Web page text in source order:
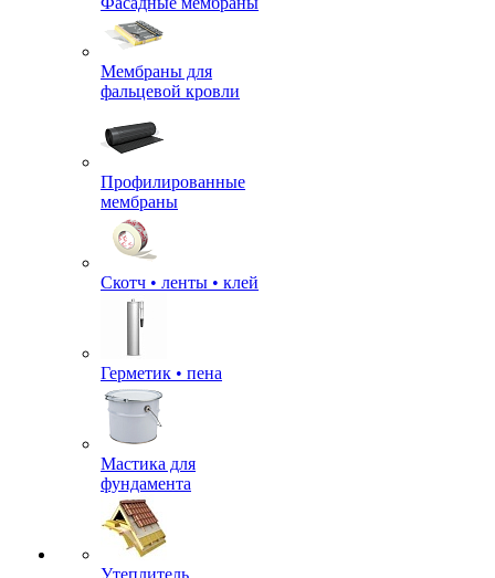
Мембраны для
фальцевой кровли
Профилированные
мембраны
Скотч • ленты • клей
Герметик • пена
Мастика для
фундамента
Утеплитель